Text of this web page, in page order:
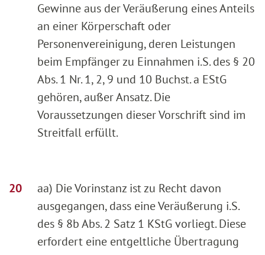
Gewinne aus der Veräußerung eines Anteils
an einer Körperschaft oder
Personenvereinigung, deren Leistungen
beim Empfänger zu Einnahmen i.S. des § 20
Abs. 1 Nr. 1, 2, 9 und 10 Buchst. a EStG
gehören, außer Ansatz. Die
Voraussetzungen dieser Vorschrift sind im
Streitfall erfüllt.
aa) Die Vorinstanz ist zu Recht davon
ausgegangen, dass eine Veräußerung i.S.
des § 8b Abs. 2 Satz 1 KStG vorliegt. Diese
erfordert eine entgeltliche Übertragung